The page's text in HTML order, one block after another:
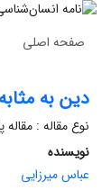
صفحه اصلی
دین به
نوع مقاله :
نویسنده
عباس میرزایی